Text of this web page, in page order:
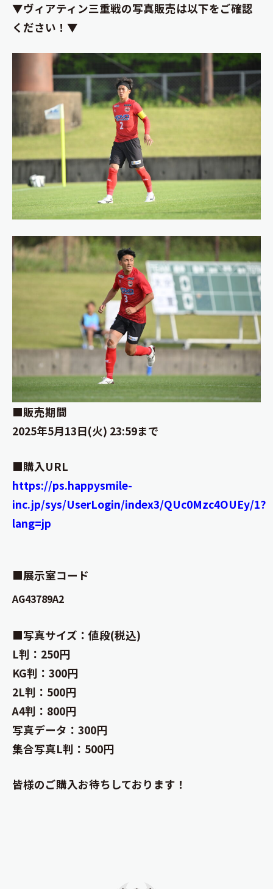
▼ヴィアティン三重戦の写真販売は以下をご確認
ください！▼
■販売期間
2025年5月13日(火) 23:59まで
■購入URL
https://ps.happysmile-
inc.jp/sys/UserLogin/index3/QUc0Mzc4OUEy/1?
lang=jp
■展示室コード
AG43789A2
■写真サイズ：値段(税込)
L判：250円
KG判：300円
2L判：500円
A4判：800円
写真データ：300円
集合写真L判：500円
皆様のご購入お待ちしております！